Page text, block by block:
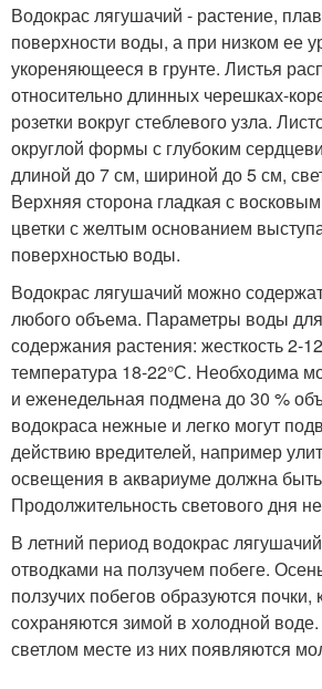
Водокрас лягушачий - растение,
поверхности воды, а при низком ее
укореняющееся в грунте. Листья
относительно длинных черешках-
розетки вокруг стеблевого узла.
округлой формы с глубоким
длиной до 7 см, шириной до 5 см,
Верхняя сторона гладкая с
цветки с желтым основанием
поверхностью воды.
Водокрас лягушачий можно
любого объема. Параметры воды
содержания растения: жесткость 2-
температура 18-22°С. Необходима
и еженедельная подмена до 30 %
водокраса нежные и легко могут
действию вредителей, например
освещения в аквариуме должна
Продолжительность светового дня
В летний период водокрас
отводками на ползучем побеге.
ползучих побегов образуются
сохраняются зимой в холодной
светлом месте из них появляются